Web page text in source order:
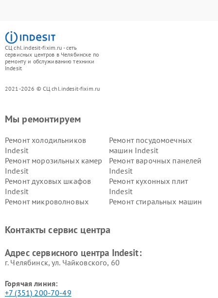
СЦ chl.indesit-fixim.ru - сеть
сервисных центров в Челябинске по
ремонту и обслуживанию техники
Indesit
2021-2026 © СЦ chl.indesit-fixim.ru
Мы ремонтируем
Ремонт холодильников
Indesit
Ремонт посудомоечных
машин Indesit
Ремонт морозильных камер
Indesit
Ремонт варочных панелей
Indesit
Ремонт духовых шкафов
Indesit
Ремонт кухонных плит
Indesit
Ремонт микроволновых
Ремонт стиральных машин
Indesit
Indesit
Контакты сервис центра
Адрес сервисного центра Indesit:
г. Челябинск, ул. Чайковского, 60
Горячая линия:
+7 (351) 200-70-49